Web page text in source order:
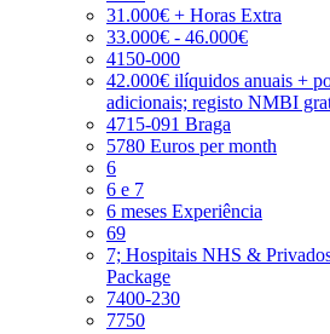
31.000€ + Horas Extra
33.000€ - 46.000€
4150-000
42.000€ ilíquidos anuais +
adicionais; registo NMBI
4715-091 Braga
5780 Euros per month
6
6 e 7
6 meses Experiência
69
7; Hospitais NHS &
Package
7400-230
7750